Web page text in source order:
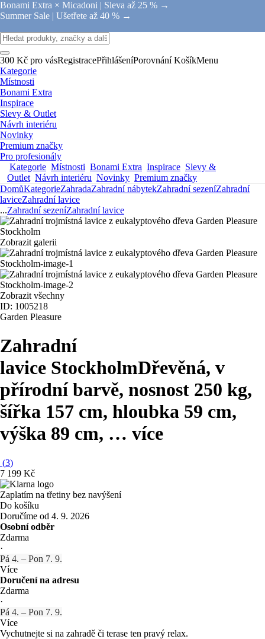
Bonami Extra × Micadoni | Sleva až 25 % →
Summer Sale | Ušetřete až 40 % →
300 Kč pro vásRegistracePřihlášeníPorovnání KošíkMenu
Kategorie
Místnosti
Bonami Extra
Inspirace
Slevy & Outlet
Návrh interiéru
Novinky
Premium značky
Pro profesionály
Kategorie Místnosti Bonami Extra Inspirace Slevy &
Outlet Návrh interiéru Novinky Premium značky
DomůKategorieZahradaZahradní nábytekZahradní sezeníZahradní
laviceZahradní lavice
...Zahradní sezeníZahradní lavice
Zobrazit galerii
Zobrazit všechny
ID: 1005218
Garden Pleasure
Zahradní
lavice StockholmDřevěná, v
přírodní barvě, nosnost 250 kg,
šířka 157 cm, hloubka 59 cm,
výška 89 cm, … více
(3)
7 199 Kč
Zaplatím na třetiny bez navýšení
Do košíku
Doručíme od 4. 9. 2026
Osobní odběr
Zdarma
·
Pá 4. – Pon 7. 9.
Více
Doručení na adresu
Zdarma
·
Pá 4. – Pon 7. 9.
Více
Vychutnejte si na zahradě či terase ten pravý relax.